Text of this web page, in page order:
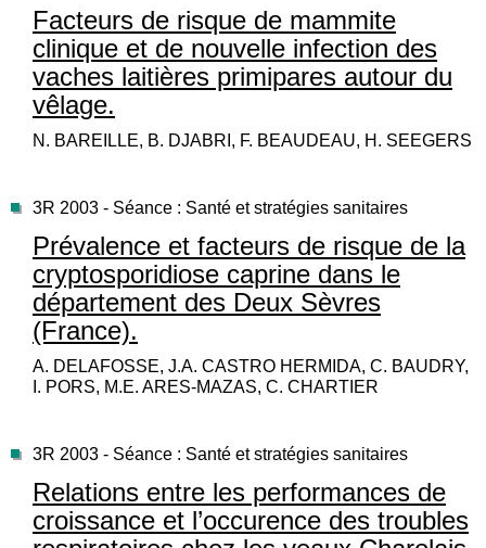
Facteurs de risque de mammite
clinique et de nouvelle infection des
vaches laitières primipares autour du
vêlage.
N. BAREILLE, B. DJABRI, F. BEAUDEAU, H. SEEGERS
3R 2003 - Séance : Santé et stratégies sanitaires
Prévalence et facteurs de risque de la
cryptosporidiose caprine dans le
département des Deux Sèvres
(France).
A. DELAFOSSE, J.A. CASTRO HERMIDA, C. BAUDRY,
I. PORS, M.E. ARES-MAZAS, C. CHARTIER
3R 2003 - Séance : Santé et stratégies sanitaires
Relations entre les performances de
croissance et l’occurence des troubles